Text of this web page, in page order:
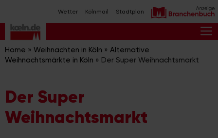
Inhalt
springen
Wetter Kölnmail Stadtplan
Home » Weihnachten in Köln » Alternative
Weihnachtsmärkte in Köln » Der Super Weihnachtsmarkt
Der Super
Weihnachtsmarkt